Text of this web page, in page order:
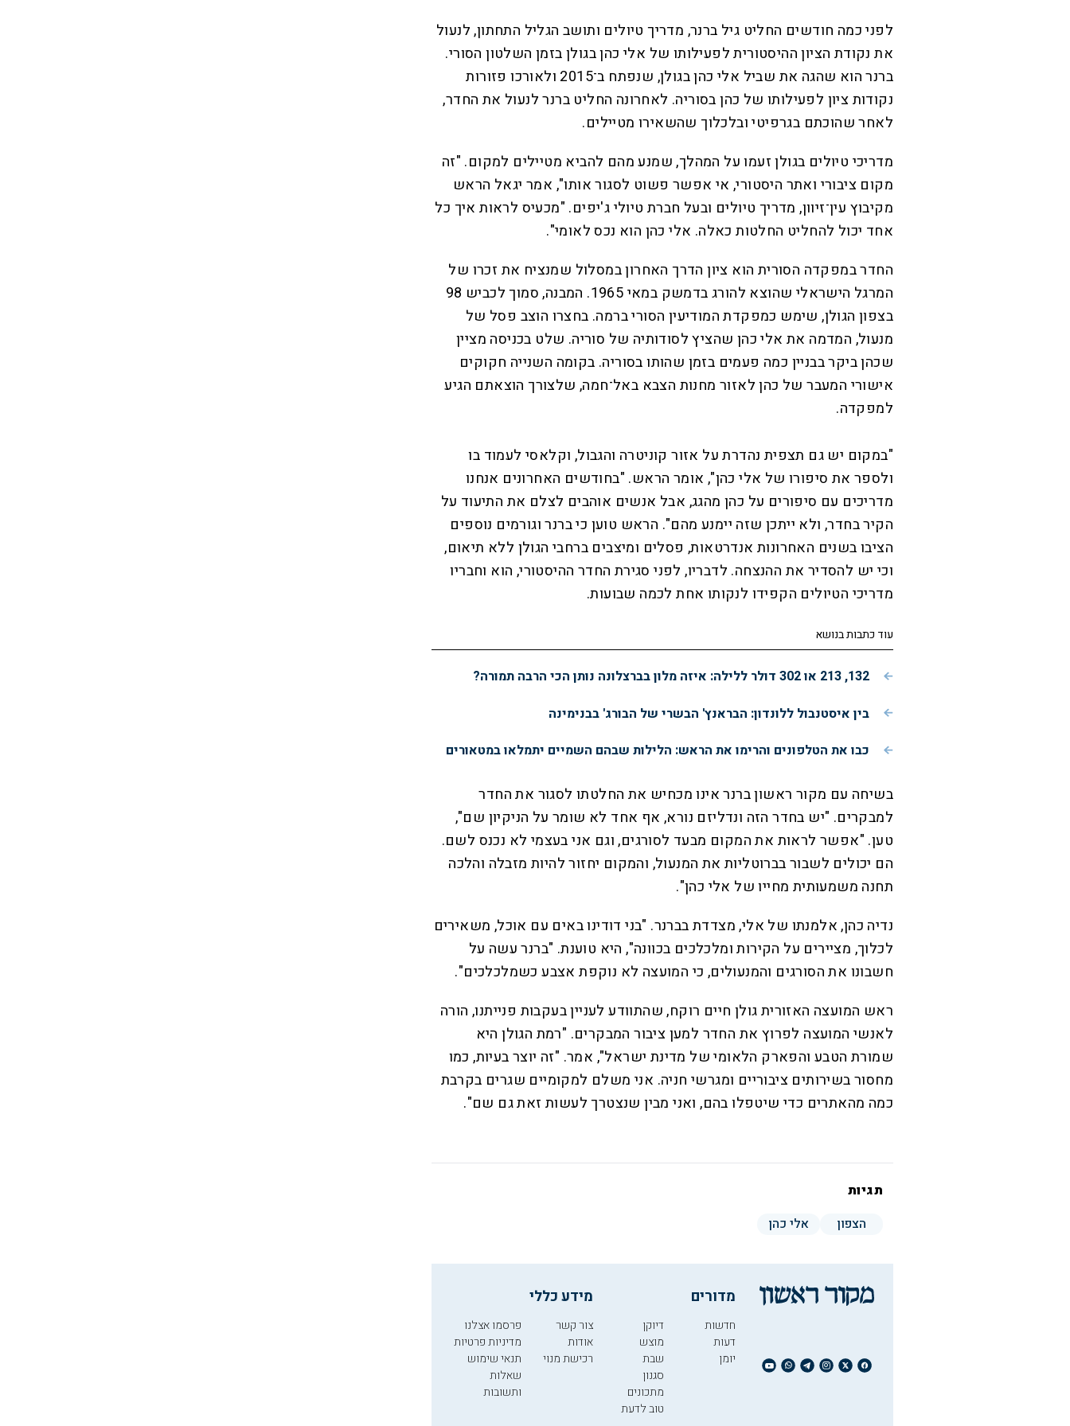
לפני כמה חודשים החליט גיל ברנר, מדריך טיולים ותושב הגליל התחתון, לנעול
את נקודת הציון ההיסטורית לפעילותו של אלי כהן בגולן בזמן השלטון הסורי.
ברנר הוא שהגה את שביל אלי כהן בגולן, שנפתח ב־2015 ולאורכו פזורות
נקודות ציון לפעילותו של כהן בסוריה. לאחרונה החליט ברנר לנעול את החדר,
לאחר שהוכתם בגרפיטי ובלכלוך שהשאירו מטיילים.
מדריכי טיולים בגולן זעמו על המהלך, שמנע מהם להביא מטיילים למקום. "זה
מקום ציבורי ואתר היסטורי, אי אפשר פשוט לסגור אותו", אמר יגאל הראש
מקיבוץ עין־זיוון, מדריך טיולים ובעל חברת טיולי ג'יפים. "מכעיס לראות איך כל
אחד יכול להחליט החלטות כאלה. אלי כהן הוא נכס לאומי".
החדר במפקדה הסורית הוא ציון הדרך האחרון במסלול שמנציח את זכרו של
המרגל הישראלי שהוצא להורג בדמשק במאי 1965. המבנה, סמוך לכביש 98
בצפון הגולן, שימש כמפקדת המודיעין הסורי ברמה. בחצרו הוצב פסל של
מנעול, המדמה את אלי כהן שהציץ לסודותיה של סוריה. שלט בכניסה מציין
שכהן ביקר בבניין כמה פעמים בזמן שהותו בסוריה. בקומה השנייה חקוקים
אישורי המעבר של כהן לאזור מחנות הצבא באל־חמה, שלצורך הוצאתם הגיע
למפקדה.
"במקום יש גם תצפית נהדרת על אזור קוניטרה והגבול, וקלאסי לעמוד בו
ולספר את סיפורו של אלי כהן", אומר הראש. "בחודשים האחרונים אנחנו
מדריכים עם סיפורים על כהן מהגג, אבל אנשים אוהבים לצלם את התיעוד על
הקיר בחדר, ולא ייתכן שזה יימנע מהם". הראש טוען כי ברנר וגורמים נוספים
הציבו בשנים האחרונות אנדרטאות, פסלים ומיצבים ברחבי הגולן ללא תיאום,
וכי יש להסדיר את ההנצחה. לדבריו, לפני סגירת החדר ההיסטורי, הוא וחבריו
מדריכי הטיולים הקפידו לנקותו אחת לכמה שבועות.
עוד כתבות בנושא
132, 213 או 302 דולר ללילה: איזה מלון בברצלונה נותן הכי הרבה תמורה?
בין איסטנבול ללונדון: הבראנץ' הבשרי של הבורג' בבנימינה
כבו את הטלפונים והרימו את הראש: הלילות שבהם השמיים יתמלאו במטאורים
בשיחה עם מקור ראשון ברנר אינו מכחיש את החלטתו לסגור את החדר
למבקרים. "יש בחדר הזה ונדליזם נורא, אף אחד לא שומר על הניקיון שם",
טען. "אפשר לראות את המקום מבעד לסורגים, וגם אני בעצמי לא נכנס לשם.
הם יכולים לשבור בברוטליות את המנעול, והמקום יחזור להיות מזבלה והלכה
תחנה משמעותית מחייו של אלי כהן".
נדיה כהן, אלמנתו של אלי, מצדדת בברנר. "בני דודינו באים עם אוכל, משאירים
לכלוך, מציירים על הקירות ומלכלכים בכוונה", היא טוענת. "ברנר עשה על
חשבונו את הסורגים והמנעולים, כי המועצה לא נוקפת אצבע כשמלכלכים".
ראש המועצה האזורית גולן חיים רוקח, שהתוודע לעניין בעקבות פנייתנו, הורה
לאנשי המועצה לפרוץ את החדר למען ציבור המבקרים. "רמת הגולן היא
שמורת הטבע והפארק הלאומי של מדינת ישראל", אמר. "זה יוצר בעיות, כמו
מחסור בשירותים ציבוריים ומגרשי חניה. אני משלם למקומיים שגרים בקרבת
כמה מהאתרים כדי שיטפלו בהם, ואני מבין שנצטרך לעשות זאת גם שם".
תגיות
הצפון
אלי כהן
מדורים
חדשות
דעות
יומן
דיוקן
מוצש
שבת
סגנון
מתכונים
טוב לדעת
מידע כללי
צור קשר
אודות
רכישת מנוי
פרסמו אצלנו
מדיניות פרטיות
תנאי שימוש
שאלות
ותשובות